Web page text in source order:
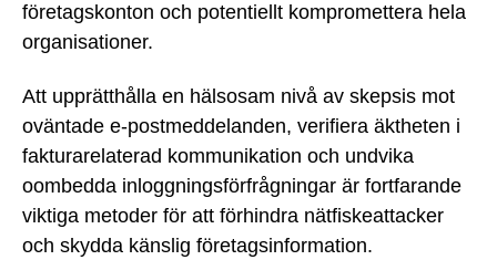
företagskonton och potentiellt kompromettera hela
organisationer.
Att upprätthålla en hälsosam nivå av skepsis mot
oväntade e-postmeddelanden, verifiera äktheten i
fakturarelaterad kommunikation och undvika
oombedda inloggningsförfrågningar är fortfarande
viktiga metoder för att förhindra nätfiskeattacker
och skydda känslig företagsinformation.